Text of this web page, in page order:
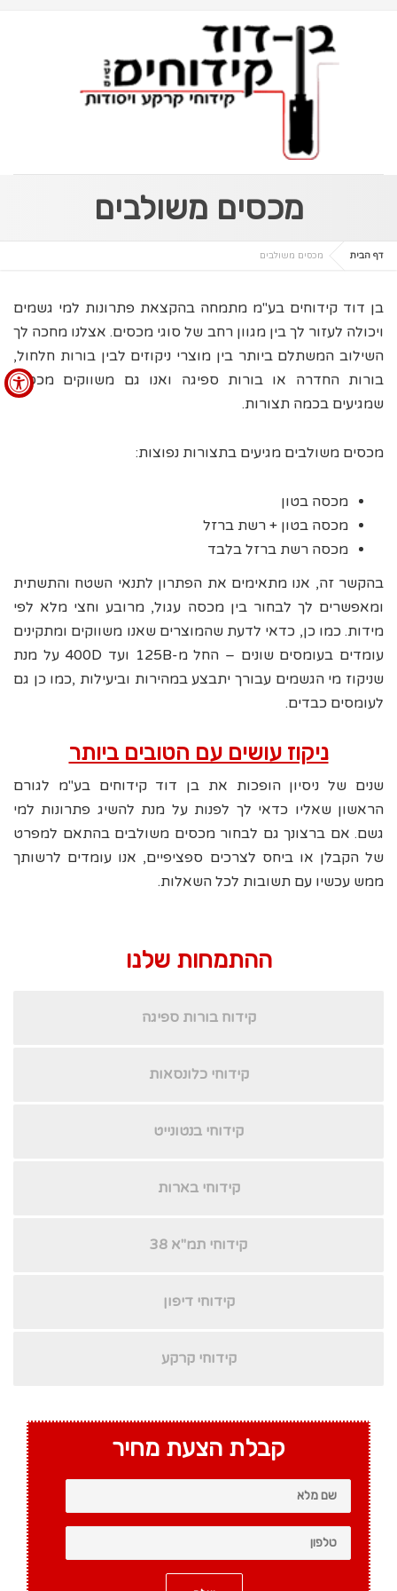
מכסים משולבים
דף הבית מכסים משולבים
בן דוד קידוחים בע"מ מתמחה בהקצאת פתרונות למי גשמים
ויכולה לעזור לך בין מגוון רחב של סוגי מכסים. אצלנו מחכה לך
השילוב המשתלם ביותר בין מוצרי ניקוזים לבין בורות חלחול,
בורות החדרה או בורות ספיגה ואנו גם משווקים מכסים
שמגיעים בכמה תצורות.
מכסים משולבים מגיעים בתצורות נפוצות:
מכסה בטון
מכסה בטון + רשת ברזל
מכסה רשת ברזל בלבד
בהקשר זה, אנו מתאימים את הפתרון לתנאי השטח והתשתית
ומאפשרים לך לבחור בין מכסה עגול, מרובע וחצי מלא לפי
מידות. כמו כן, כדאי לדעת שהמוצרים שאנו משווקים ומתקינים
עומדים בעומסים שונים – החל מ-125B ועד 400D על מנת
שניקוז מי הגשמים עבורך יתבצע במהירות וביעילות ,כמו כן גם
לעומסים כבדים.
ניקוז עושים עם הטובים ביותר
שנים של ניסיון הופכות את בן דוד קידוחים בע"מ לגורם
הראשון שאליו כדאי לך לפנות על מנת להשיג פתרונות למי
גשם. אם ברצונך גם לבחור מכסים משולבים בהתאם למפרט
של הקבלן או ביחס לצרכים ספציפיים, אנו עומדים לרשותך
ממש עכשיו עם תשובות לכל השאלות.
ההתמחות שלנו
קידוח בורות ספיגה
קידוחי כלונסאות
קידוחי בנטונייט
קידוחי בארות
קידוחי תמ"א 38
קידוחי דיפון
קידוחי קרקע
קבלת הצעת מחיר